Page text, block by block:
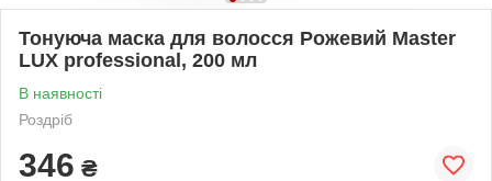
Тонуюча маска для волосся Рожевий Master
LUX professional, 200 мл
В наявності
Роздріб
346 ₴